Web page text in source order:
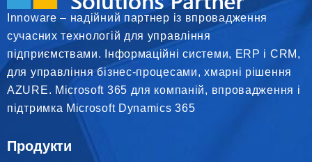
Innoware – надійний партнер із впровадження
сучасних технологій для управління
підприємствами. Інформаційні системи, ERP і CRM,
для управління бізнес-процесами, хмарні рішення
AZURE. Microsoft 365 для компаній, впровадження і
підтримка Microsoft Dynamics 365
Продукти